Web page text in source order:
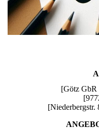
[Götz GbR
[Niederbergstr.